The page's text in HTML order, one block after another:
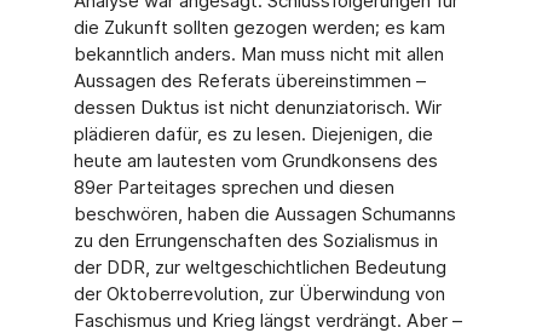
die Zukunft sollten gezogen werden; es kam
bekanntlich anders. Man muss nicht mit allen
Aussagen des Referats übereinstimmen –
dessen Duktus ist nicht denunziatorisch. Wir
plädieren dafür, es zu lesen. Diejenigen, die
heute am lautesten vom Grundkonsens des
89er Parteitages sprechen und diesen
beschwören, haben die Aussagen Schumanns
zu den Errungenschaften des Sozialismus in
der DDR, zur weltgeschichtlichen Bedeutung
der Oktoberrevolution, zur Überwindung von
Faschismus und Krieg längst verdrängt. Aber –